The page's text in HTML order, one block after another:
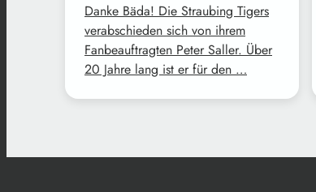
Danke Bäda! Die Straubing Tigers
verabschieden sich von ihrem
Fanbeauftragten Peter Saller. Über
20 Jahre lang ist er für den …